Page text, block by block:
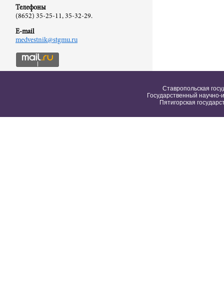
Телефоны
(8652) 35-25-11, 35-32-29.
E-mail
medvestnik@stgmu.ru
Ставропольская
Государственный научно-
Пятигорская